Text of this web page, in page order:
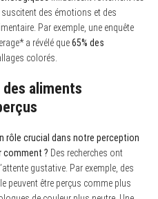
des émotions et des
Par exemple, une enquête
a révélé que65% des
colorés.
aliments
rôle crucial dans notre perception
comment ? Des recherches ont
gustative. Par exemple, des
peuvent être perçus comme plus